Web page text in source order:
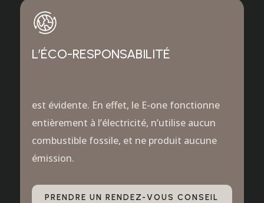
L’ÉCO-RESPONSABILITÉ
est évidente. En effet, le E-one fonctionne
entièrement à l’électricité, n’utilise aucun
combustible fossile, et ne produit aucune
émission.
PRENDRE UN RENDEZ-VOUS CONSEIL